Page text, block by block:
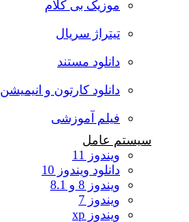
موزیک بی کلام
تیتراژ سریال
دانلود مستند
دانلود کارتون و انیمیشن
فیلم آموزشی
سیستم عامل
ویندوز 11
دانلود ویندوز 10
ویندوز 8 و 8.1
ویندوز 7
ویندوز xp